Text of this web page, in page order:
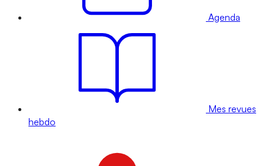
Agenda
Mes revues
hebdo